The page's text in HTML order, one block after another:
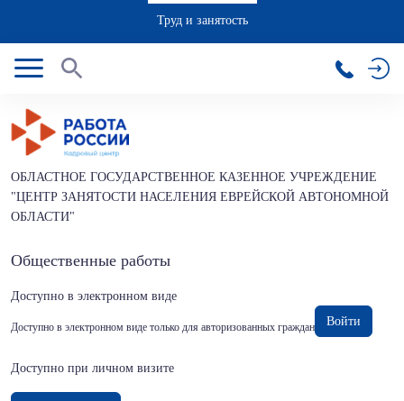
Труд и занятость
ОБЛАСТНОЕ ГОСУДАРСТВЕННОЕ КАЗЕННОЕ УЧРЕЖДЕНИЕ
"ЦЕНТР ЗАНЯТОСТИ НАСЕЛЕНИЯ ЕВРЕЙСКОЙ АВТОНОМНОЙ
ОБЛАСТИ"
Общественные работы
Доступно в электронном виде
Доступно в электронном виде только для авторизованных граждан Войти
Доступно при личном визите